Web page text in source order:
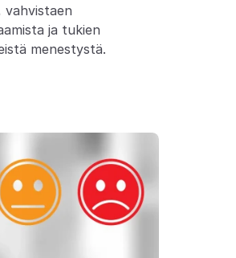
vahvistaen
ja tukien
menestystä.